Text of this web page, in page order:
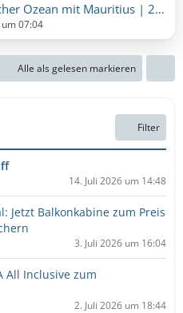
bis 09.12.2026 (Samstag, 14. November 2026, 00:00 – Mittwoch, 9. Dezember 2026, 00:00)
07:04
Alle als gelesen markieren
Filter
14. Juli 2026 um 14:48
Jetzt Balkonkabine zum Preis
3. Juli 2026 um 16:04
All Inclusive zum
2. Juli 2026 um 18:44